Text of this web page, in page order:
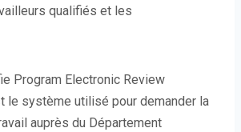
e
qualifiés et les
Program Electronic Review
le système utilisé pour demander la
auprès du Département